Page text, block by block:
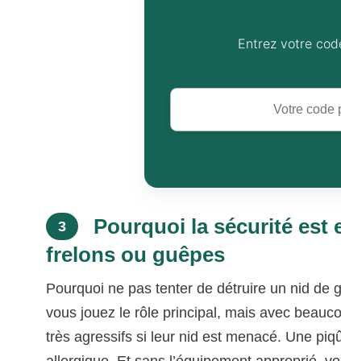
Entrez votre
3
Pourquoi la sécurité est
frelons ou guêpes
Pourquoi ne pas tenter de détruire un nid de
vous jouez le rôle principal, mais avec
très agressifs si leur nid est menacé. Une